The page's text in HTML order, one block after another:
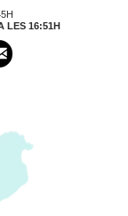
LES 16:51H